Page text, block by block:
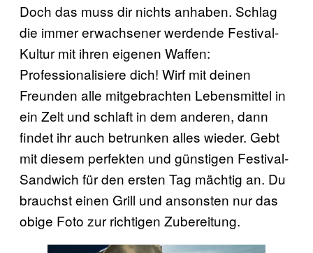
Doch das muss dir nichts anhaben. Schlag
die immer erwachsener werdende Festival-
Kultur mit ihren eigenen Waffen:
Professionalisiere dich! Wirf mit deinen
Freunden alle mitgebrachten Lebensmittel in
ein Zelt und schlaft in dem anderen, dann
findet ihr auch betrunken alles wieder. Gebt
mit diesem perfekten und günstigen Festival-
Sandwich für den ersten Tag mächtig an. Du
brauchst einen Grill und ansonsten nur das
obige Foto zur richtigen Zubereitung.